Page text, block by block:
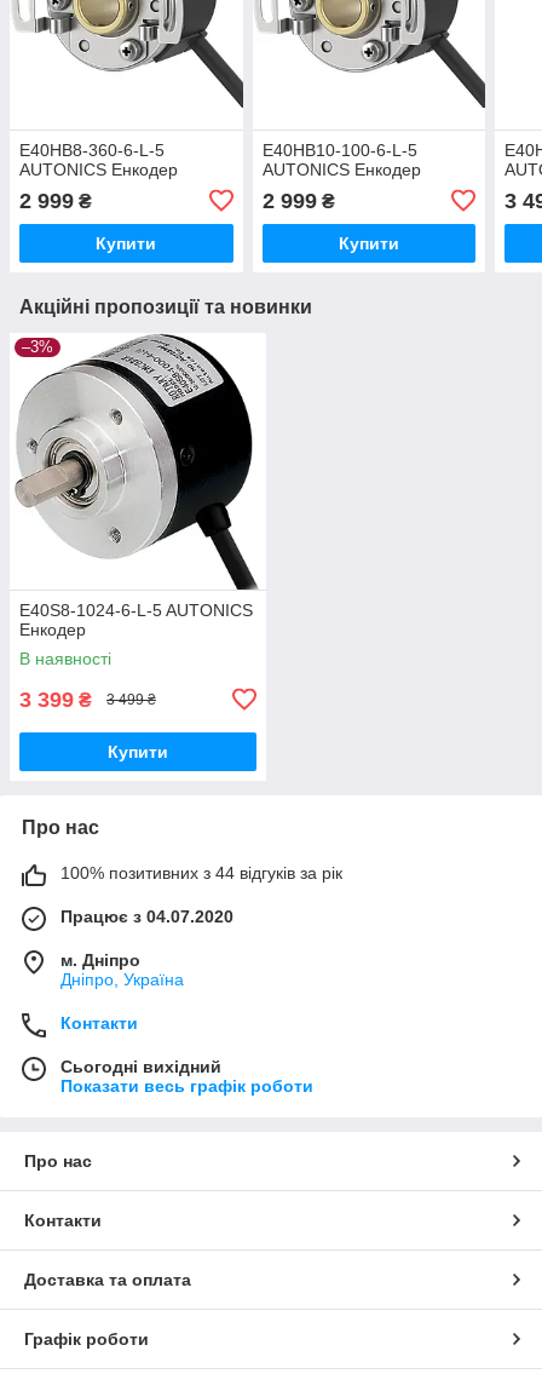
E40HB8-360-6-L-5
AUTONICS Енкодер
2 999 ₴
Купити
E40HB10-100-6-L-5
AUTONICS Енкодер
2 999₴
Купити
3
Акційні пропозиції та новинки
–3%
E40S8-1024-6-L-5 AUTONICS
Енкодер
В наявності
3 399 ₴ 3 499 ₴
Купити
Про нас
100% позитивних з 44 відгуків за рік
Працює з 04.07.2020
м. Дніпро
Дніпро, Україна
Контакти
Сьогодні вихідний
Показати весь графік роботи
Про нас
Контакти
Доставка та оплата
Графік роботи